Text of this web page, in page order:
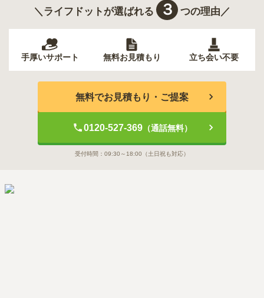
＼ライフドットが選ばれる ３ つの理由／
手厚いサポート 無料お見積もり 立ち会い不要
無料でお見積もり・ご提案
0120-527-369（通話無料）
受付時間： 09:30～18:00 （土日祝も対応）